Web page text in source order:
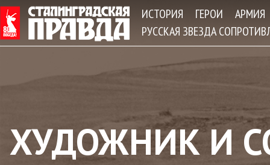
ИСТОРИЯ ГЕРОИ
АРМИЯ
РУССКАЯ ЗВЕЗДА
ХУДОЖНИК И